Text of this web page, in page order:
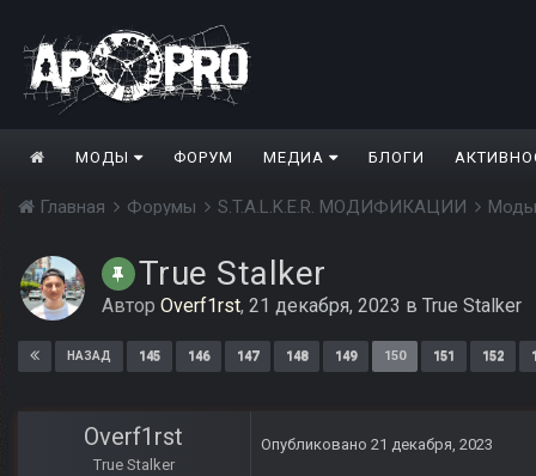
МОДЫ ФОРУМ МЕДИА БЛОГИ
Главная Форумы S.T.A.L.K.E.R. МОДИФИКАЦИИ
True Stalker
Автор Overf1rst, 21 декабря, 2023 в True Stalker
НАЗАД 145 146 147 148 149 150 151 152
Overf1rst
True Stalker
Опубликовано 21 декабря, 2023